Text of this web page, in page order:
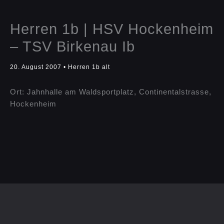
Herren 1b | HSV Hockenheim
– TSV Birkenau Ib
20. August 2007 • Herren 1b alt
Ort: Jahnhalle am Waldsportplatz, Continentalstrasse,
Hockenheim